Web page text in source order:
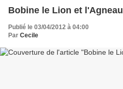
Bobine le Lion et l'Agneau
Publié le 03/04/2012 à 04:00
Par Cecile